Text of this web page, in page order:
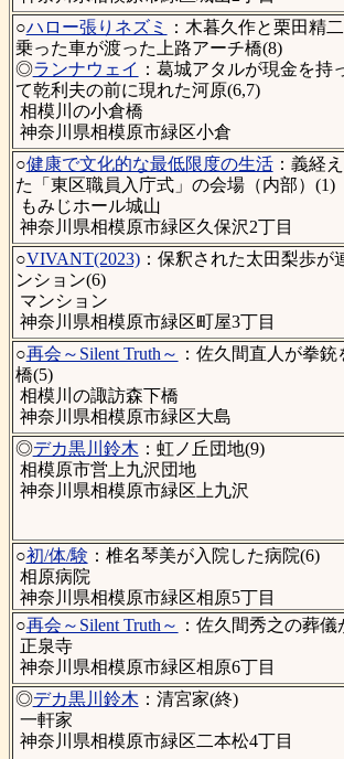
○ハロー張りネズミ
：木暮久作と栗田精
乗った車が渡った上路アーチ橋(8)
◎ランナウェイ ：葛城アタルが現金を持
て乾利夫の前に現れた河原(6,7)
相模川の小倉橋
神奈川県相模原市緑区小倉
○健康で文化的な最低限度の生活：義経
た「東区職員入庁式」の会場（内部）(1)
もみじホール城山
神奈川県相模原市緑区久保沢2丁目
○VIVANT(2023)：保釈された太田梨歩が
ンション(6)
マンション
神奈川県相模原市緑区町屋3丁目
○再会～Silent Truth～ ：佐久間直人が拳
橋(5)
相模川の諏訪森下橋
神奈川県相模原市緑区大島
◎デカ黒川鈴木 ：虹ノ丘団地(9)
相模原市営上九沢団地
神奈川県相模原市緑区上九沢
○初/体/験 ：椎名琴美が入院した病院(6)
相原病院
神奈川県相模原市緑区相原5丁目
○再会～Silent Truth～ ：佐久間秀之の葬
正泉寺
神奈川県相模原市緑区相原6丁目
◎デカ黒川鈴木 ：清宮家(終)
一軒家
神奈川県相模原市緑区二本松4丁目